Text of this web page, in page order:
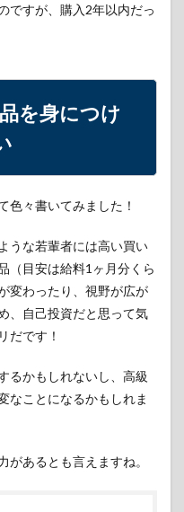
ですが、購入2年以内だっ
を身につけ
色々書いてみました！
うな若輩者には高い買い
（目安は給料1ヶ月分くら
変わったり、視野が広が
、自己投資だと思って気
だです！
るかもしれないし、高級
なことになるかもしれま
があるとも言えますね。